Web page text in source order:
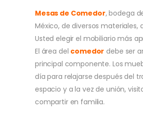
Mesas de Comedor, bodega
México, de diversos
Usted elegir el mobiliario más
El área del comedor debe ser
principal componente. Los
día para relajarse después del
espacio y a la vez de unión,
compartir en familia.